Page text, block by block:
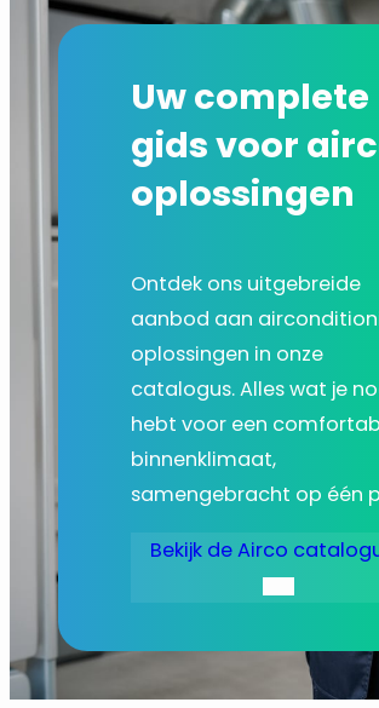
Uw complete
gids voor
oplossingen
Ontdek ons uitgebreide
aanbod aan
oplossingen in onze
catalogus. Alles wat je
hebt voor een
binnenklimaat,
samengebracht op één
Bekijk de Airco